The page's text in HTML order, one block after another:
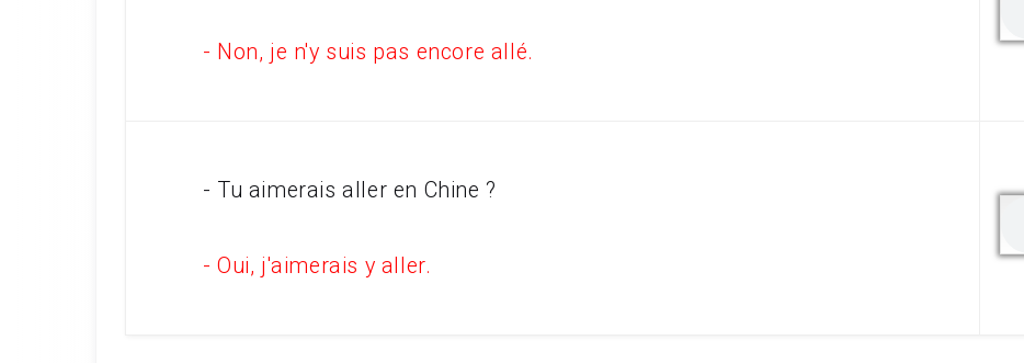
- Non, je n'y suis pas encore allé.
- Tu aimerais aller en Chine ?
- Oui, j'aimerais y aller.